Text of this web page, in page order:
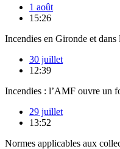
1 août
15:26
Incendies en Gironde et dans
30 juillet
12:39
Incendies : l’AMF ouvre un
29 juillet
13:52
Normes applicables aux